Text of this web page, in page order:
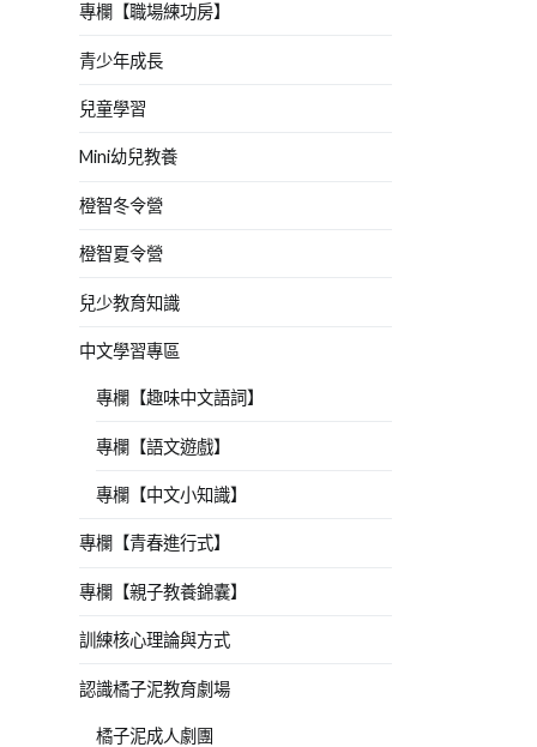
專欄【職場練功房】
青少年成長
兒童學習
Mini幼兒教養
橙智冬令營
橙智夏令營
兒少教育知識
中文學習專區
專欄【趣味中文語詞】
專欄【語文遊戲】
專欄【中文小知識】
專欄【青春進行式】
專欄【親子教養錦囊】
訓練核心理論與方式
認識橘子泥教育劇場
橘子泥成人劇團